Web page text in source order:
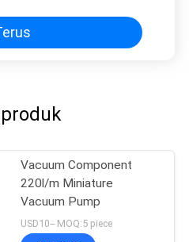
Vacuum Component
220l/m Miniature
Vacuum Pump
USD10-- MOQ:5 piece